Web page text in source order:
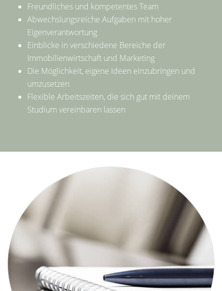
Freundliches und kompetentes Team
Abwechslungsreiche Aufgaben mit hoher
Eigenverantwortung
Einblicke in verschiedene Bereiche der
Immobilienwirtschaft und Marketing
Die Möglichkeit, eigene Ideen einzubringen und
umzusetzen
Flexible Arbeitszeiten, die sich gut mit deinem
Studium vereinbaren lassen